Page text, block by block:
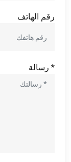
رقم الهاتف
* رسالة